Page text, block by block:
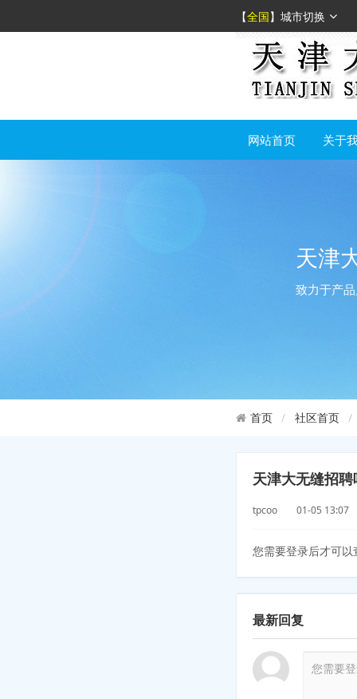
【全国】 城市切换
网站首页 关于
天津
致力于产
首页 社区首页
天津大无缝招聘
tpcoo 01-05
您需要登录后才可以
最新回复